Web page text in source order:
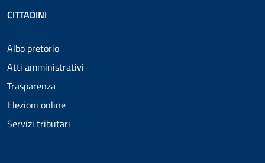
CITTADINI
Albo pretorio
Atti amministrativi
Trasparenza
Elezioni online
Servizi tributari